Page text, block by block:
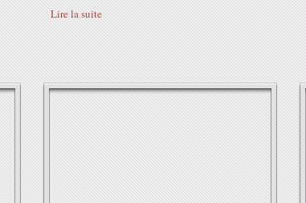
Lire la suite